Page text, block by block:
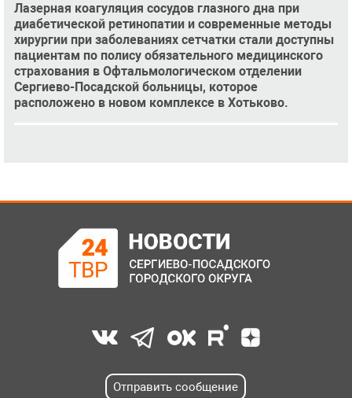
Лазерная коагуляция сосудов глазного дна при
диабетической ретинопатии и современные методы
хирургии при заболеваниях сетчатки стали доступны
пациентам по полису обязательного медицинского
страхования в Офтальмологическом отделении
Сергиево-Посадской больницы, которое
расположено в новом комплексе в Хотьково.
Отправить сообщение